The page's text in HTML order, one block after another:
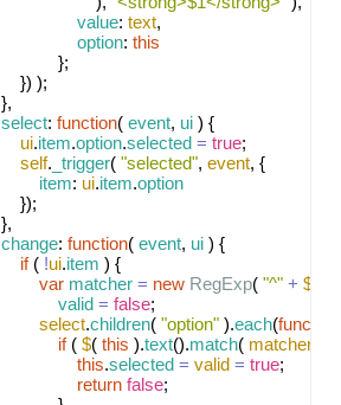
value: text,
option: this
};
}) );
},
select: function( event, ui ) {
ui.item.option.selected = true;
self. _trigger( "selected", event, {
item: ui.item.option
});
},
change: function( event, ui ) {
if ( !ui.item ) {
var matcher = new RegExp( "^" + $
valid = false;
select.children( "option" ).each(function
if ( $( this ).text().match( matcher
this.selected = valid = true;
return false;